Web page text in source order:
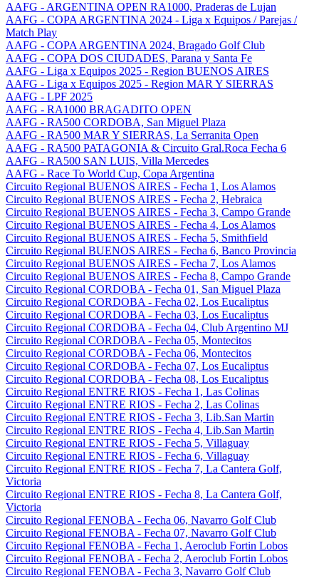
AAFG - ARGENTINA OPEN RA1000, Praderas de Lujan
AAFG - COPA ARGENTINA 2024 - Liga x Equipos / Parejas /
Match Play
AAFG - COPA ARGENTINA 2024, Bragado Golf Club
AAFG - COPA DOS CIUDADES, Parana y Santa Fe
AAFG - Liga x Equipos 2025 - Region BUENOS AIRES
AAFG - Liga x Equipos 2025 - Region MAR Y SIERRAS
AAFG - LPF 2025
AAFG - RA1000 BRAGADITO OPEN
AAFG - RA500 CORDOBA, San Miguel Plaza
AAFG - RA500 MAR Y SIERRAS, La Serranita Open
AAFG - RA500 PATAGONIA & Circuito Gral.Roca Fecha 6
AAFG - RA500 SAN LUIS, Villa Mercedes
AAFG - Race To World Cup, Copa Argentina
Circuito Regional BUENOS AIRES - Fecha 1, Los Alamos
Circuito Regional BUENOS AIRES - Fecha 2, Hebraica
Circuito Regional BUENOS AIRES - Fecha 3, Campo Grande
Circuito Regional BUENOS AIRES - Fecha 4, Los Alamos
Circuito Regional BUENOS AIRES - Fecha 5, Smithfield
Circuito Regional BUENOS AIRES - Fecha 6, Banco Provincia
Circuito Regional BUENOS AIRES - Fecha 7, Los Alamos
Circuito Regional BUENOS AIRES - Fecha 8, Campo Grande
Circuito Regional CORDOBA - Fecha 01, San Miguel Plaza
Circuito Regional CORDOBA - Fecha 02, Los Eucaliptus
Circuito Regional CORDOBA - Fecha 03, Los Eucaliptus
Circuito Regional CORDOBA - Fecha 04, Club Argentino MJ
Circuito Regional CORDOBA - Fecha 05, Montecitos
Circuito Regional CORDOBA - Fecha 06, Montecitos
Circuito Regional CORDOBA - Fecha 07, Los Eucaliptus
Circuito Regional CORDOBA - Fecha 08, Los Eucaliptus
Circuito Regional ENTRE RIOS - Fecha 1, Las Colinas
Circuito Regional ENTRE RIOS - Fecha 2, Las Colinas
Circuito Regional ENTRE RIOS - Fecha 3, Lib.San Martin
Circuito Regional ENTRE RIOS - Fecha 4, Lib.San Martin
Circuito Regional ENTRE RIOS - Fecha 5, Villaguay
Circuito Regional ENTRE RIOS - Fecha 6, Villaguay
Circuito Regional ENTRE RIOS - Fecha 7, La Cantera Golf,
Victoria
Circuito Regional ENTRE RIOS - Fecha 8, La Cantera Golf,
Victoria
Circuito Regional FENOBA - Fecha 06, Navarro Golf Club
Circuito Regional FENOBA - Fecha 07, Navarro Golf Club
Circuito Regional FENOBA - Fecha 1, Aeroclub Fortin Lobos
Circuito Regional FENOBA - Fecha 2, Aeroclub Fortin Lobos
Circuito Regional FENOBA - Fecha 3, Navarro Golf Club